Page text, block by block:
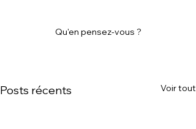
Qu'en pensez-vous ?
Posts récents Voir tout